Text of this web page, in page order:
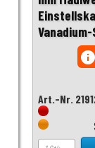
Vanadium-
Art.-Nr.